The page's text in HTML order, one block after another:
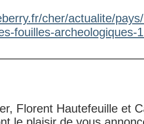
cher/actualite/
fouilles-archeologiques-
Florent Hautefeuille et